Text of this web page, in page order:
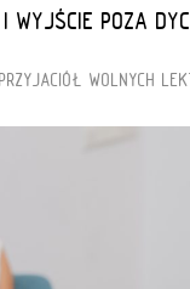
WYJŚCIE POZA
WOLNYCH